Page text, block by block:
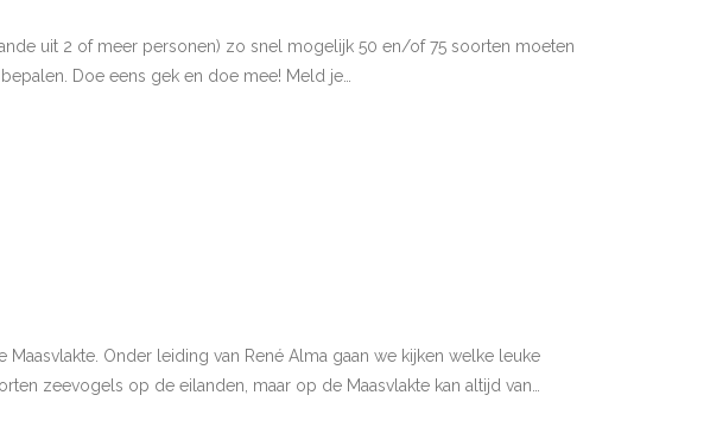
uit 2 of meer personen) zo snel mogelijk 50 en/of 75 soorten moeten
Doe eens gek en doe mee! Meld je…
Onder leiding van René Alma gaan we kijken welke leuke
zeevogels op de eilanden, maar op de Maasvlakte kan altijd van…